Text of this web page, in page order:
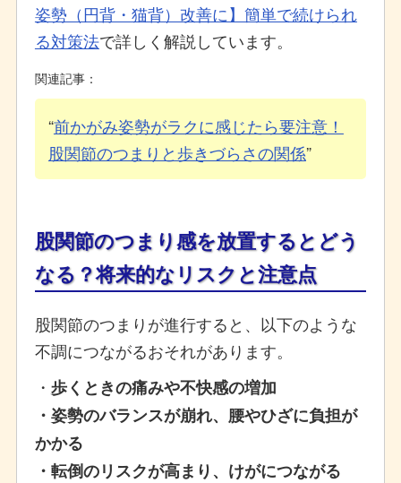
姿勢（円背・猫背）改善に】簡単で続けられ
る対策法で詳しく解説しています。
関連記事：
前かがみ姿勢がラクに感じたら要注意！
股関節のつまりと歩きづらさの関係
股関節のつまり感を放置するとどう
なる？将来的なリスクと注意点
股関節のつまりが進行すると、以下のような
不調につながるおそれがあります。
・ 歩くときの痛みや不快感の増加
・姿勢のバランスが崩れ、腰やひざに負担が
かかる
・転倒のリスクが高まり、けがにつながる